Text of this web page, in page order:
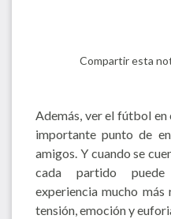
Compartir esta
Además, ver el fútbol en
importante punto de
amigos. Y cuando se
cada partido
experiencia mucho
tensión, emoción y